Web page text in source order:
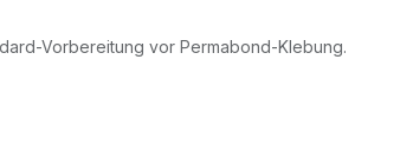
Vorbereitung vor Permabond-Klebung.